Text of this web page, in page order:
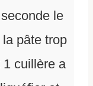
le
pâte trop
cuillère a